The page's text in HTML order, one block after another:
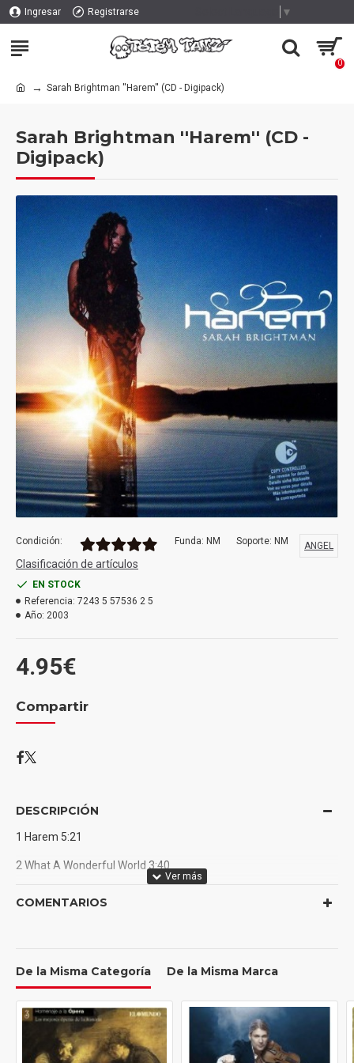
Ingresar Registrarse ▼
0
Sarah Brightman ''Harem'' (CD - Digipack)
Sarah Brightman ''Harem'' (CD -
Digipack)
4.95€
Condición: Funda: NM Soporte: NM
Clasificación de artículos
EN STOCK
Referencia: 7243 5 57536 2 5
Año: 2003
ANGEL
Compartir
DESCRIPCIÓN
1 Harem 5:21
2 What A Wonderful World 3:40
6 Free 3:45
7 Mysterious Days Featuring Ofra Haza 5:17
8 The War Is Over Featuring Kazem Al Saher 5:14
COMENTARIOS
De la Misma Categoría De la Misma Marca